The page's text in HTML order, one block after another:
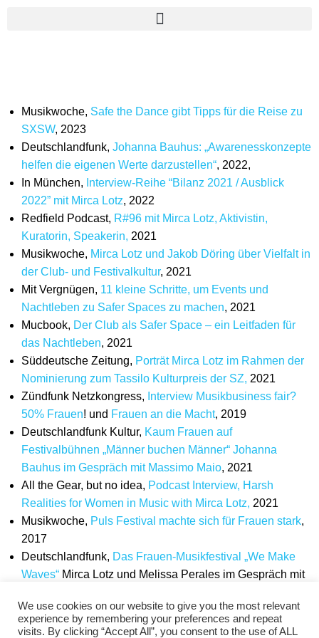
Musikwoche, Safe the Dance gibt Tipps für die Reise zu
SXSW, 2023
Deutschlandfunk, Johanna Bauhus: „Awarenesskonzepte
helfen die eigenen Werte darzustellen“, 2022,
In München, Interview-Reihe “Bilanz 2021 / Ausblick
2022” mit Mirca Lotz, 2022
Redfield Podcast, R#96 mit Mirca Lotz, Aktivistin,
Kuratorin, Speakerin, 2021
Musikwoche, Mirca Lotz und Jakob Döring über Vielfalt in
der Club- und Festivalkultur, 2021
Mit Vergnügen, 11 kleine Schritte, um Events und
Nachtleben zu Safer Spaces zu machen, 2021
Mucbook, Der Club als Safer Space – ein Leitfaden für
das Nachtleben, 2021
Süddeutsche Zeitung, Porträt Mirca Lotz im Rahmen der
Nominierung zum Tassilo Kulturpreis der SZ, 2021
Zündfunk Netzkongress, Interview Musikbusiness fair?
50% Frauen! und Frauen an die Macht, 2019
Deutschlandfunk Kultur, Kaum Frauen auf
Festivalbühnen „Männer buchen Männer“ Johanna
Bauhus im Gespräch mit Massimo Maio, 2021
All the Gear, but no idea, Podcast Interview, Harsh
Realities for Women in Music with Mirca Lotz, 2021
Musikwoche, Puls Festival machte sich für Frauen stark,
2017
Deutschlandfunk, Das Frauen-Musikfestival „We Make
Waves“ Mirca Lotz und Melissa Perales im Gespräch mit
Nordbayern,Mehr Beats für mehr Diversität: Frauen
erkämpfen ihren Platz, 2020
We use cookies on our website to give you the most relevant
experience by remembering your preferences and repeat
visits. By clicking “Accept All”, you consent to the use of ALL